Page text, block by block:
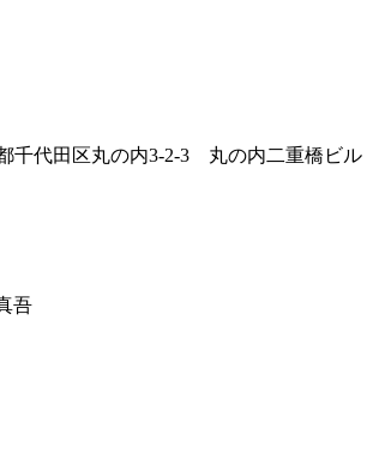
千代田区丸の内3-2-3　丸の内二重橋ビル
吾